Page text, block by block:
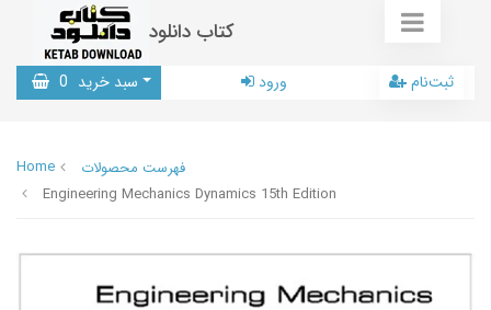
کتاب دانلود
سبد خرید 0 ورود ثبت‌نام
Home
فهرست محصولات
Engineering Mechanics Dynamics 15th Edition